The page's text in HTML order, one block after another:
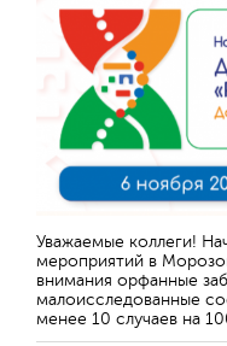
Уважаемые коллеги!
мероприятий в
внимания орфанные
малоисследованные
менее 10 случаев на